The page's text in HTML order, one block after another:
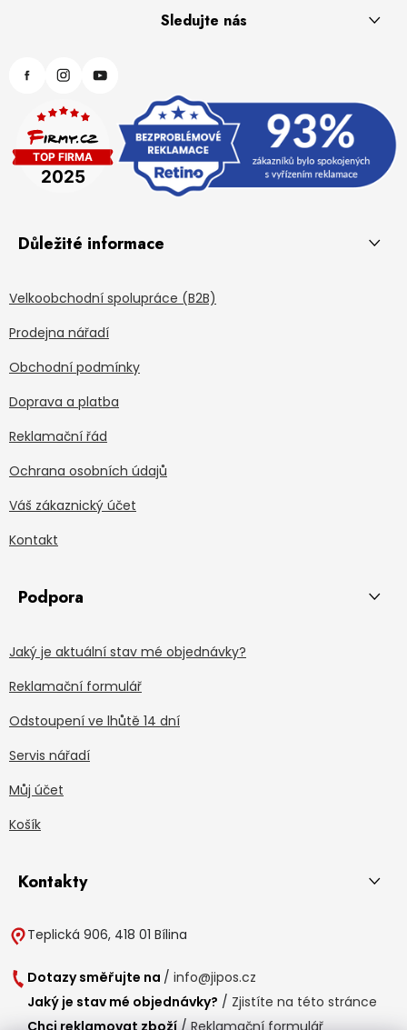
Sledujte nás
Důležité informace
Velkoobchodní spolupráce (B2B)
Prodejna nářadí
Obchodní podmínky
Doprava a platba
Reklamační řád
Ochrana osobních údajů
Váš zákaznický účet
Kontakt
Podpora
Jaký je aktuální stav mé objednávky?
Reklamační formulář
Odstoupení ve lhůtě 14 dní
Servis nářadí
Můj účet
Košík
Kontakty
Teplická 906, 418 01 Bílina
Dotazy směřujte na / info@jipos.cz
Jaký je stav mé objednávky? / Zjistíte na této stránce
Chci reklamovat zboží / Reklamační formulář